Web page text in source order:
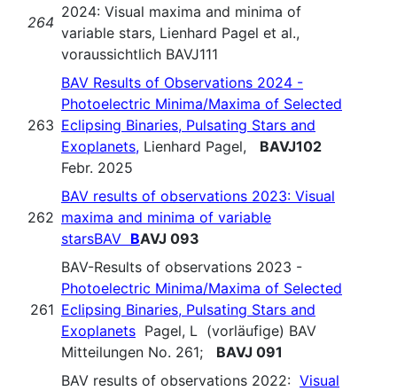
264
2024: Visual maxima and minima of
variable stars, Lienhard Pagel et al.,
voraussichtlich BAVJ111
263
BAV Results of Observations 2024 -
Photoelectric Minima/Maxima of Selected
Eclipsing Binaries, Pulsating Stars and
Exoplanets, Lienhard Pagel, BAVJ102
Febr. 2025
262
BAV results of observations 2023: Visual
maxima and minima of variable
starsBAV BAVJ 093
261
BAV-Results of observations 2023 -
Photoelectric Minima/Maxima of Selected
Eclipsing Binaries, Pulsating Stars and
Exoplanets Pagel, L (vorläufige) BAV
Mitteilungen No. 261; BAVJ 091
BAV results of observations 2022: Visual